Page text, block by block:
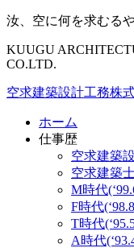
汝、空に何を求むるや
KUUGU
CO.LTD.
空求建築設計工務株
ホーム
仕事歴
空求建築
空求建築
M時代
F時代
T時代
A時代